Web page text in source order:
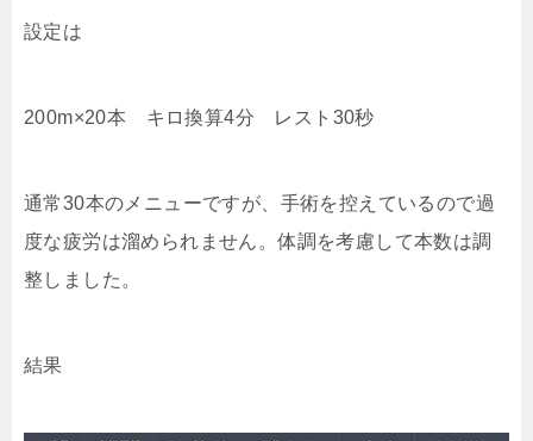
設定は
200m×20本 キロ換算4分 レスト30秒
通常30本のメニューですが、手術を控えているので過
度な疲労は溜められません。体調を考慮して本数は調
整しました。
結果